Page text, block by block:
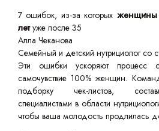
7 ошибок, из-за которых женщины
летуже после 35
Алла Чеканова
Семейный и детский нутрициолог со
Эти ошибки ускоряют процесс
самочувствие 100% женщин.
подборку чек-листов,
специалистами в области
чтобы ваша молодость продлилась